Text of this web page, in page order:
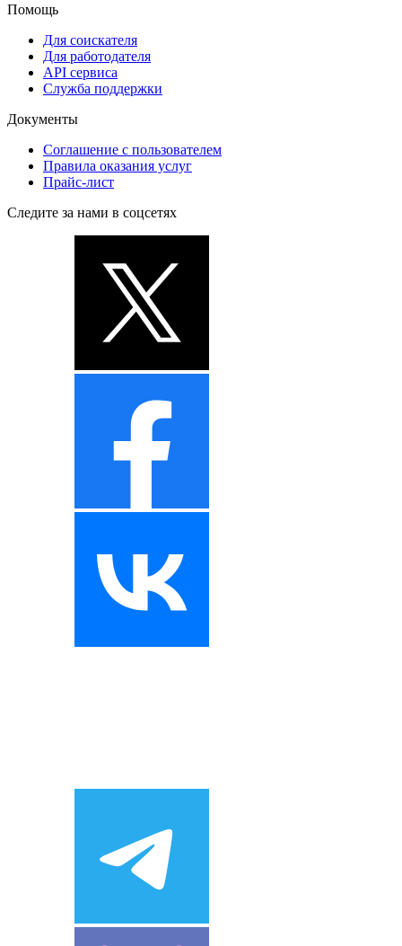
Помощь
Для соискателя
Для работодателя
API сервиса
Служба поддержки
Документы
Соглашение с пользователем
Правила оказания услуг
Прайс-лист
Следите за нами в соцсетях